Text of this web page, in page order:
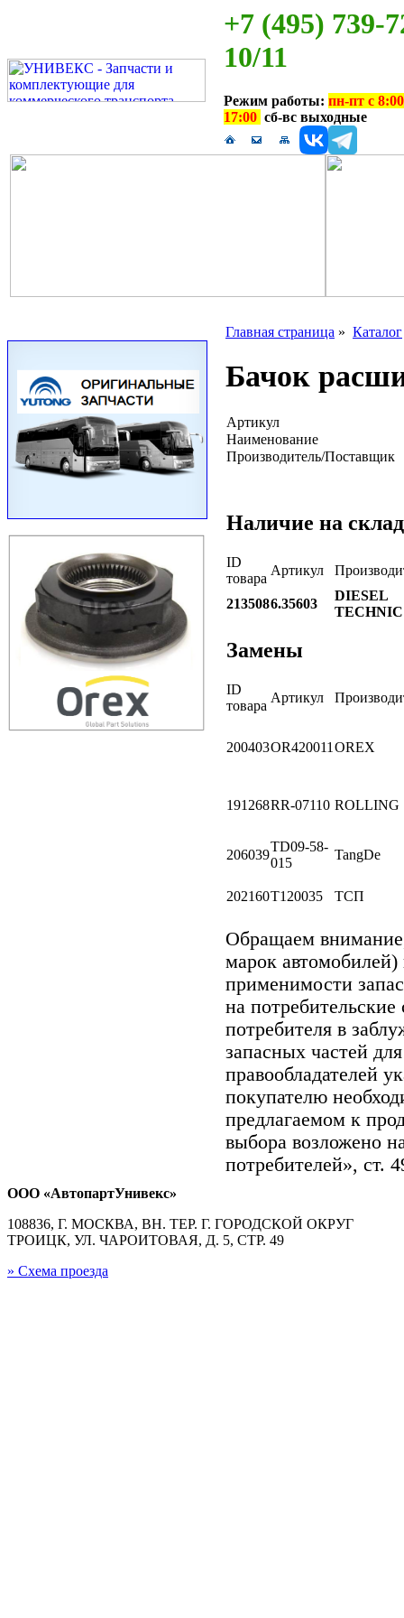
+7 (495) 739-
10/11
Режим работы: пн-пт с
17:00 сб-вс выходные
Главная страница » Каталог
Бачок
Артикул
Наименование
Производитель/Поставщик
Наличие на
ID
товара
Артикул
2135086.35603
DIESEL
TECHNIC
Замены
ID
товара
Артикул
200403OR420011 OREX
191268RR-07110 ROLLING
206039
TD09-58-
015
TangDe
202160T120035 ТСП
Обращаем
марок
применимости
на
потребителя в
запасных частей
правообладателей
покупателю
предлагаемом к
выбора возложено
потребителей», ст.
ООО «АвтопартУнивекс»
108836, Г. МОСКВА, ВН. ТЕР. Г. ГОРОДСКОЙ ОКРУГ
ТРОИЦК, УЛ. ЧАРОИТОВАЯ, Д. 5, СТР. 49
» Схема проезда